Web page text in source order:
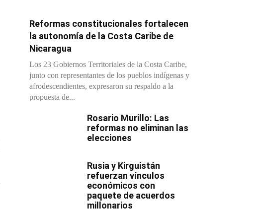
Reformas constitucionales fortalecen
la autonomía de la Costa Caribe de
Nicaragua
Los 23 Gobiernos Territoriales de la Costa Caribe,
junto con representantes de los pueblos indígenas y
afrodescendientes, expresaron su respaldo a la
propuesta de...
Rosario Murillo: Las
reformas no eliminan las
elecciones
Rusia y Kirguistán
refuerzan vínculos
económicos con
paquete de acuerdos
millonarios